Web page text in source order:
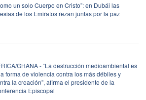
un solo Cuerpo en Cristo”: en Dubái las
de los Emiratos rezan juntas por la paz
GHANA - “La destrucción medioambiental es
forma de violencia contra los más débiles y
la creación”, afirma el presidente de la
Episcopal